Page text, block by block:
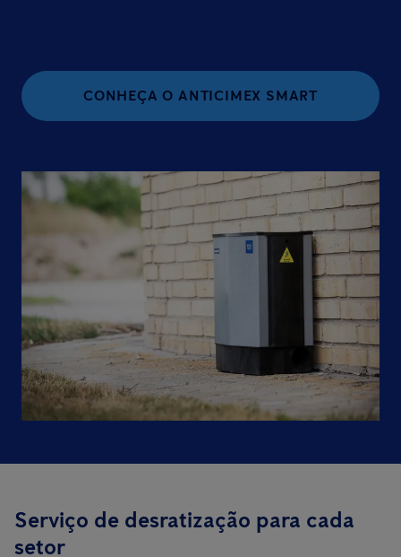
CONHEÇA O ANTICIMEX SMART
Serviço de desratização para cada
setor